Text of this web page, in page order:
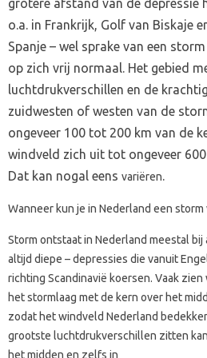
grotere afstand van de depressie
o.a. in Frankrijk, Golf van Biskaje
Spanje – wel sprake van een
op zich vrij normaal. Het gebied
luchtdrukverschillen en de
zuidwesten of westen van de
ongeveer 100 tot 200 km van de
windveld zich uit tot ongeveer
Dat kan nogal eens variëren.
Wanneer kun je in Nederland een storm
Storm ontstaat in Nederland meestal
altijd diepe – depressies die vanuit
richting Scandinavië koersen. Vaak
het stormlaag met de kern over het
zodat het windveld Nederland
grootste luchtdrukverschillen zitten
het midden en zelfs in